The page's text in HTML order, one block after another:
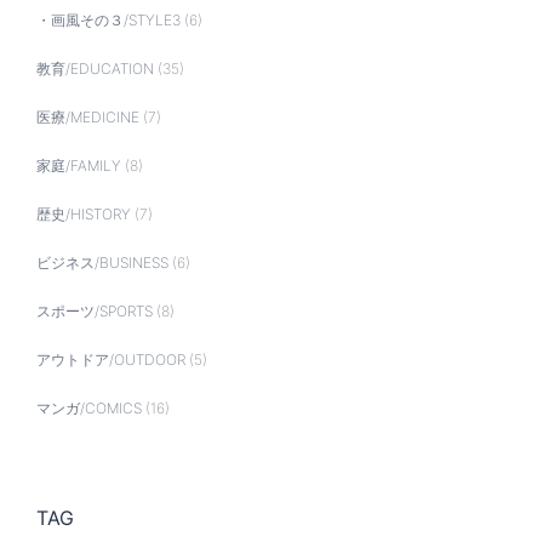
・画風その３/STYLE3 (6)
教育/EDUCATION (35)
医療/MEDICINE (7)
家庭/FAMILY (8)
歴史/HISTORY (7)
ビジネス/BUSINESS (6)
スポーツ/SPORTS (8)
アウトドア/OUTDOOR (5)
マンガ/COMICS (16)
TAG